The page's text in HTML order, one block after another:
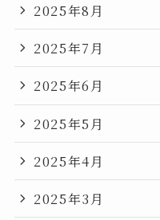
2025年8月
2025年7月
2025年6月
2025年5月
2025年4月
2025年3月